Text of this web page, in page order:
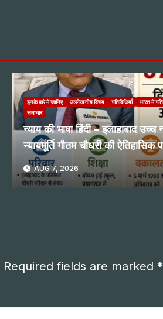
इनके बारे में जानिए उल्लेखनीय विषय गतिविधियाँ भारत में
समाचार
न्याय की भाषा हिंदी – इलाहाबाद उच्च
न्यायमूर्ति गौतम चौधरी की
प्रभाकर नगरकर
AUG 7, 2026
Required fields are marked *